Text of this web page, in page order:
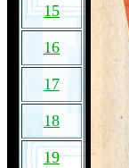
15
16
17
18
19